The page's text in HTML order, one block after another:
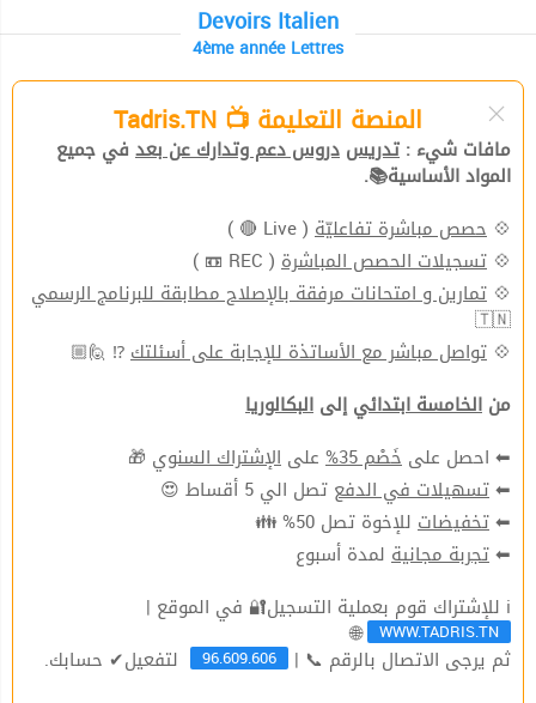
Devoirs Italien
4ème année Lettres
المنصة التعليمة 📺 Tadris.TN
مافات شيء : تدريس دروس دعم وتدارك عن بعد في جميع
المواد الأساسية📚.
💠 حصص مباشرة تفاعليّة ( Live 🔴 )
💠 تسجيلات الحصص المباشرة ( REC 📼 )
💠 تمارين و امتحانات مرفقة بالإصلاح مطابقة للبرنامج الرسمي
🇹🇳
💠 تواصل مباشر مع الأساتذة للإجابة على أسئلتك⁉ 🙋🏼
من الخامسة ابتدائي إلى البكالوريا
⬅ احصل على خَصْم 35% على الإشتراك السنوي 🎁
⬅تسهيلات في الدفع تصل الي 5 أقساط 😍
⬅تخفيضات للإخوة تصل 50% 👪
⬅تجربة مجانية لمدة أسبوع
ℹ للإشتراك قوم بعملية التسجيل🔐 في الموقع |
WWW.TADRIS.TN
🌐
ثم يرجى الاتصال بالرقم 📞 | 96.609.606 لتفعيل✔ حسابك.